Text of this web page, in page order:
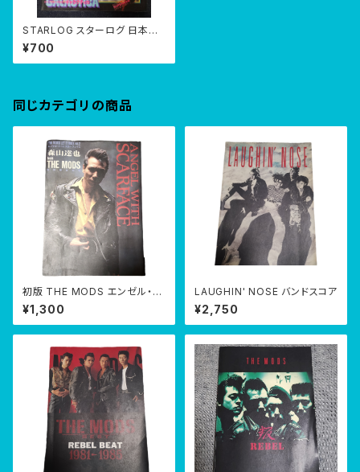
STARLOG スターログ 日本版
第5号【No.5】 1979年3月
¥700
同じカテゴリの商品
初版 THE MODS エンゼル・ウ
ィズ スカーフェイス 森山達也
¥1,300
LAUGHIN' NOSE バンドスコア
¥2,750